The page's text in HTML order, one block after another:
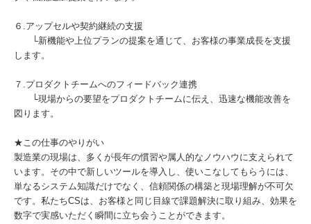
６.アップセルや契約継続の支援
└新機能や上位プランの提案を通じて、お客様の事業成長を支援
します。
７.プロダクトチームへのフィードバック連携
└現場からの要望をプロダクトチームに伝え、迅速な機能改善を
図ります。
★この仕事のやりがい
製造業の現場は、多くが長年の慣習や属人的なノウハウに支えられて
います。その中で新しいツールを導入し、使いこなしてもらうには、
単なるシステム知識だけでなく、信頼関係の構築と現場理解が不可欠
です。私たちCSは、お客様と同じ目線で課題解決に取り組み、効果を
数字で実感いただく瞬間に立ち会うことができます。